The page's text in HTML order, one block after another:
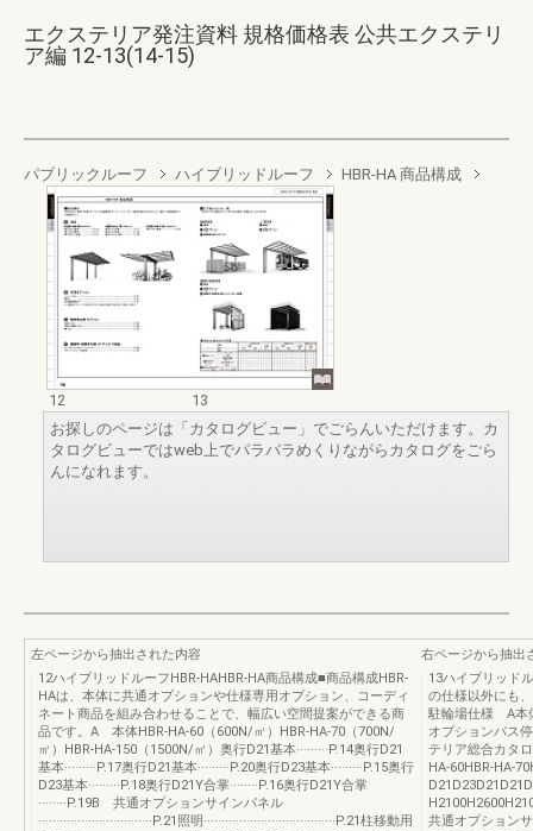
エクステリア発注資料 規格価格表 公共エクステリ
ア編 12-13(14-15)
パブリックルーフ ハイブリッドルーフ HBR-HA 商品構成
12
13
お探しのページは「カタログビュー」でごらんいただけます。カ
タログビューではweb上でパラパラめくりながらカタログをごら
んになれます。
左ページから抽出された内容
12ハイブリッドルーフHBR‐HAHBR-HA商品構成■商品構成HBR-
HAは、本体に共通オプションや仕様専用オプション、コーディ
ネート商品を組み合わせることで、幅広い空間提案ができる商
品です。A 本体HBR-HA-60（600N/㎡）HBR-HA-70（700N/
㎡）HBR-HA-150（1500N/㎡）奥行D21基本·········P.14奥行D21
基本·········P.17奥行D21基本·········P.20奥行D23基本·········P.15奥行
D23基本·········P.18奥行D21Y合掌········P.16奥行D21Y合掌
········P.19B 共通オプションサインパネル
································P.21照明·····································P.21柱移動用
右ページから抽出
13ハイブリッド
の仕様以外にも
駐輪場仕様 A
オプションバス
テリア総合カタ
HA-60HBR-HA-
共通オプション